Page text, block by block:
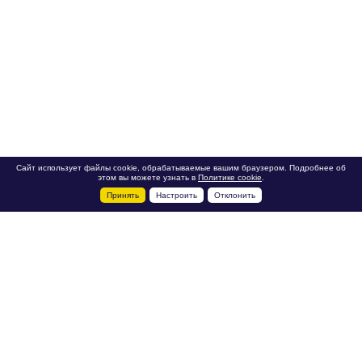
Сайт использует файлы cookie, обрабатываемые вашим браузером. Подробнее об
этом вы можете узнать в Политике cookie
Принять
Настроить Отклонить